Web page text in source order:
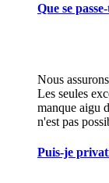
Que se
Nous
Les seules
manque aigu
n'est pas
Puis-je